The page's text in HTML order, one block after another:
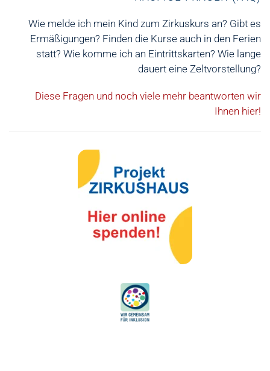
Wie melde ich mein Kind zum Zirkuskurs an? Gibt es
Ermäßigungen? Finden die Kurse auch in den Ferien
statt? Wie komme ich an Eintrittskarten? Wie lange
dauert eine Zeltvorstellung?
Diese Fragen und noch viele mehr beantworten wir
Ihnen hier!